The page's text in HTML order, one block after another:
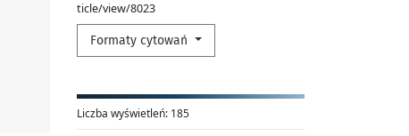
ticle/view/8023
Formaty cytowań
Liczba wyświetleń: 185